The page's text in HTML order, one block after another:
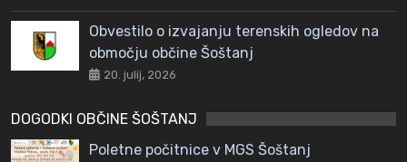
Obvestilo o izvajanju terenskih ogledov na
območju občine Šoštanj
20. julij, 2026
DOGODKI OBČINE ŠOŠTANJ
Poletne počitnice v MGS Šoštanj